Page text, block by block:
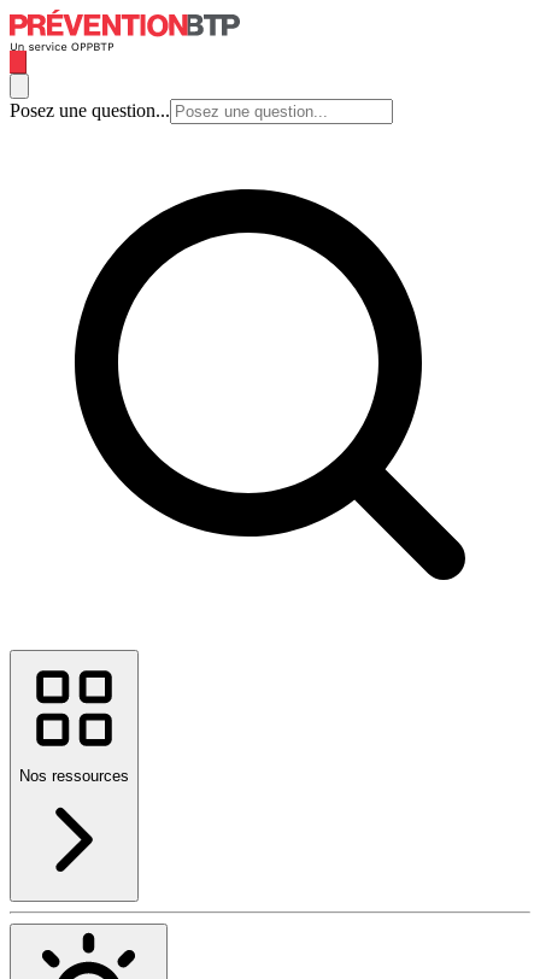
Posez une question...
Nos ressources